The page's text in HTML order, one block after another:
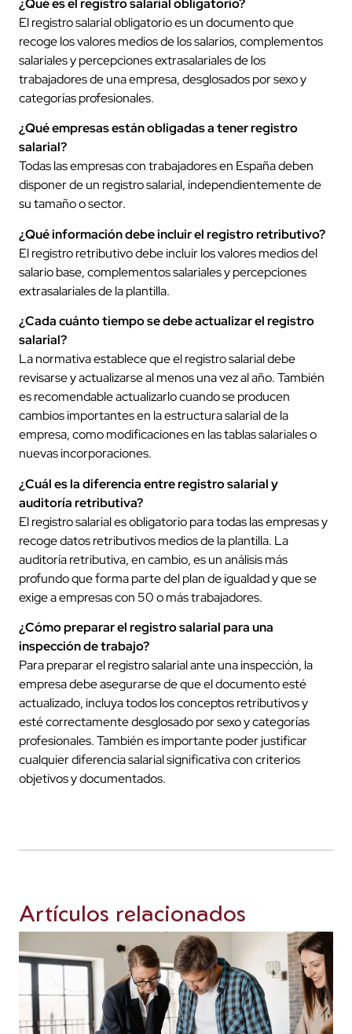
¿Qué es el registro salarial obligatorio?
El registro salarial obligatorio es un documento que
recoge los valores medios de los salarios, complementos
salariales y percepciones extrasalariales de los
trabajadores de una empresa, desglosados por sexo y
categorías profesionales.
¿Qué empresas están obligadas a tener registro
salarial?
Todas las empresas con trabajadores en España deben
disponer de un registro salarial, independientemente de
su tamaño o sector.
¿Qué información debe incluir el registro retributivo?
El registro retributivo debe incluir los valores medios del
salario base, complementos salariales y percepciones
extrasalariales de la plantilla.
¿Cada cuánto tiempo se debe actualizar el registro
salarial?
La normativa establece que el registro salarial debe
revisarse y actualizarse al menos una vez al año. También
es recomendable actualizarlo cuando se producen
cambios importantes en la estructura salarial de la
empresa, como modificaciones en las tablas salariales o
nuevas incorporaciones.
¿Cuál es la diferencia entre registro salarial y
auditoría retributiva?
El registro salarial es obligatorio para todas las empresas y
recoge datos retributivos medios de la plantilla. La
auditoría retributiva, en cambio, es un análisis más
profundo que forma parte del plan de igualdad y que se
exige a empresas con 50 o más trabajadores.
¿Cómo preparar el registro salarial para una
inspección de trabajo?
Para preparar el registro salarial ante una inspección, la
empresa debe asegurarse de que el documento esté
actualizado, incluya todos los conceptos retributivos y
esté correctamente desglosado por sexo y categorías
profesionales. También es importante poder justificar
cualquier diferencia salarial significativa con criterios
objetivos y documentados.
Artículos relacionados